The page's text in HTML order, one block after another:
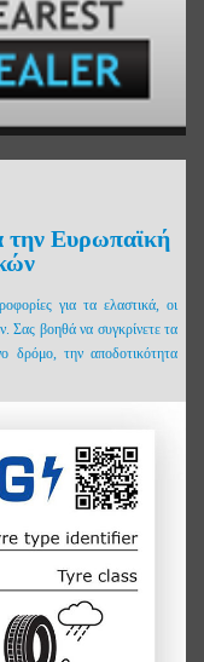
την Ευρωπαϊκή
για τα ελαστικά, οι
Σας βοηθά να συγκρίνετε τα
δρόμο, την αποδοτικότητα